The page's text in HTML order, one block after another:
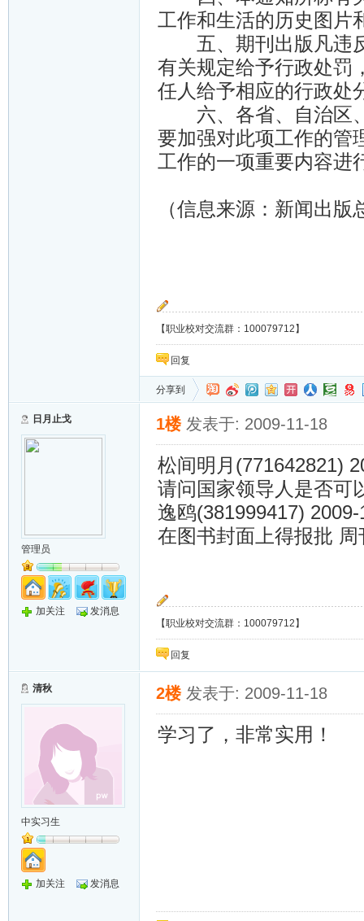
工作和生活的历史图片
五、期刊出版凡违反
有关规定给予行政处罚
任人给予相应的行政处
六、各省、自治区、
要加强对此项工作的管
工作的一项重要内容进
（信息来源：新闻出
【职业校对交流群：100079712】
回复
分享到
日月止戈
管理员
加关注 发消息
1楼 发表于: 2009-11-18
松间明月(771642821)
请问国家领导人是否可
逸鸥(381999417)
在图书封面上得报批
【职业校对交流群：100079712】
回复
清秋
中实习生
加关注 发消息
2楼 发表于: 2009-11-18
学习了，非常实用！